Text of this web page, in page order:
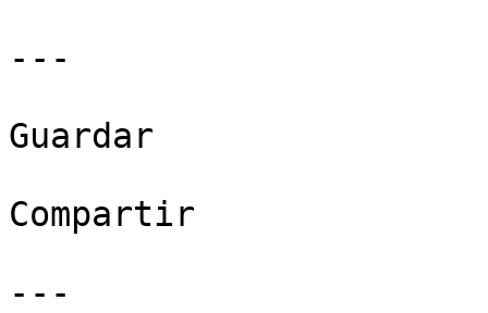
---
Guardar
Compartir
---